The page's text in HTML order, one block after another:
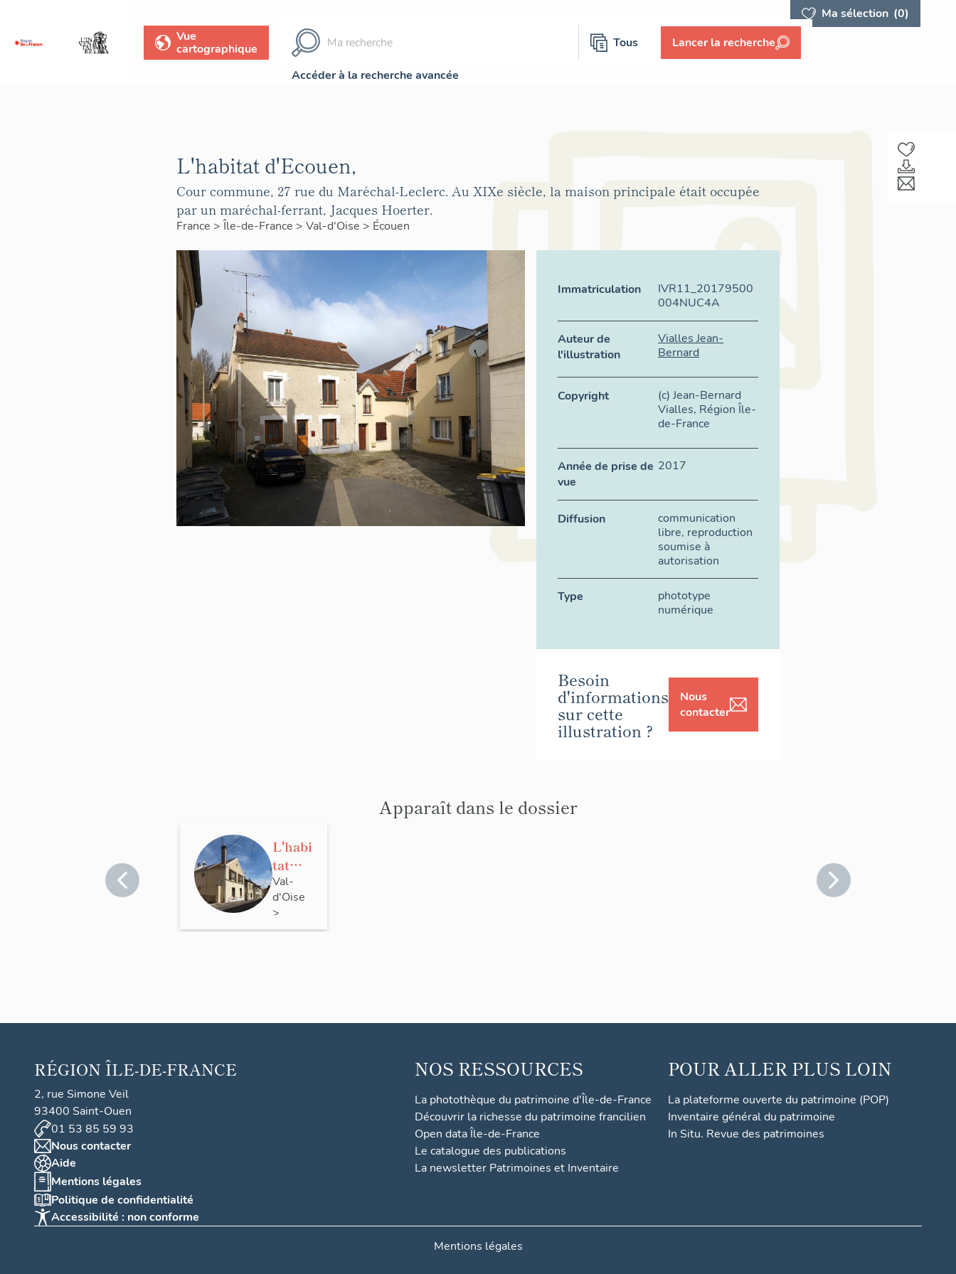
Ma sélection (0)
Vue
cartographique
Tous Lancer la recherche
Accéder à la recherche avancée
L'habitat d'Ecouen,
Cour commune, 27 rue du Maréchal-Leclerc. Au XIXe siècle, la maison principale était occupée
par un maréchal-ferrant, Jacques Hoerter.
France >Île-de-France > Val-d'Oise > Écouen
Immatriculation
IVR11_20179500
004NUC4A
Auteur de
l'illustration
Vialles Jean-
Bernard
Copyright
(c) Jean-Bernard
Vialles, Région Île-
de-France
Année de prise de
vue
2017
Diffusion
communication
libre, reproduction
soumise à
autorisation
Type
phototype
numérique
Besoin
d'informations
sur cette
illustration ?
Nous
contacter
Apparaît dans le dossier
L'habi
tat
d'Eco
uen
Val-
d'Oise
>
Écouen
RÉGION ÎLE-DE-FRANCE
2, rue Simone Veil
93400 Saint-Ouen
01 53 85 59 93
Nous contacter
Aide
Mentions légales
Politique de confidentialité
Accessibilité : non conforme
NOS RESSOURCES
La photothèque du patrimoine d'Île-de-France
Découvrir la richesse du patrimoine francilien
Open data Île-de-France
Le catalogue des publications
La newsletter Patrimoines et Inventaire
POUR ALLER PLUS LOIN
La plateforme ouverte du patrimoine (POP)
Inventaire général du patrimoine
In Situ. Revue des patrimoines
Mentions légales